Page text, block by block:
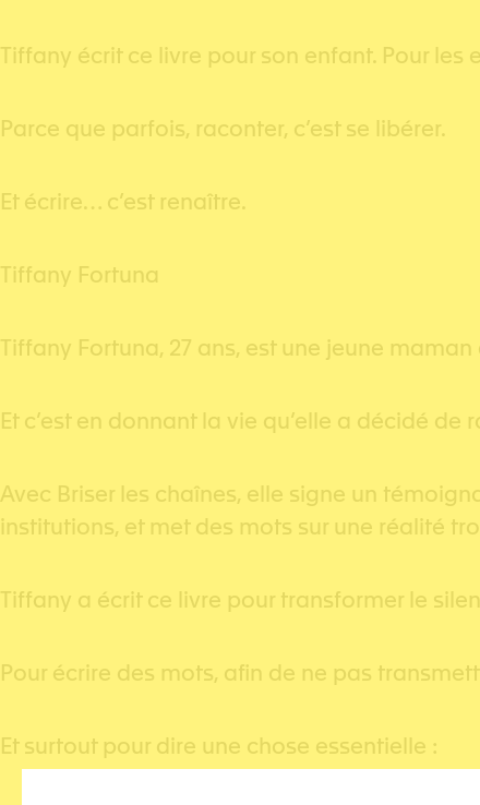
Tiffany écrit ce livre pour son enfant. Pour les
Parce que parfois, raconter, c’est se libérer.
Et écrire… c’est renaître.
Tiffany Fortuna
Tiffany Fortuna, 27 ans, est une jeune
Et c’est en donnant la vie qu’elle a décidé de
Avec Briser les chaînes, elle signe un
institutions, et met des mots sur une réalité
Tiffany a écrit ce livre pour transformer le
Pour écrire des mots, afin de ne pas
Et surtout pour dire une chose essentielle :